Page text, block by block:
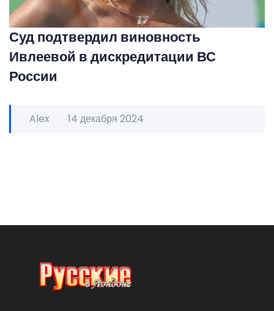
Суд подтвердил виновность
Ивлеевой в дискредитации ВС
России
Alex 14 декабря 2024